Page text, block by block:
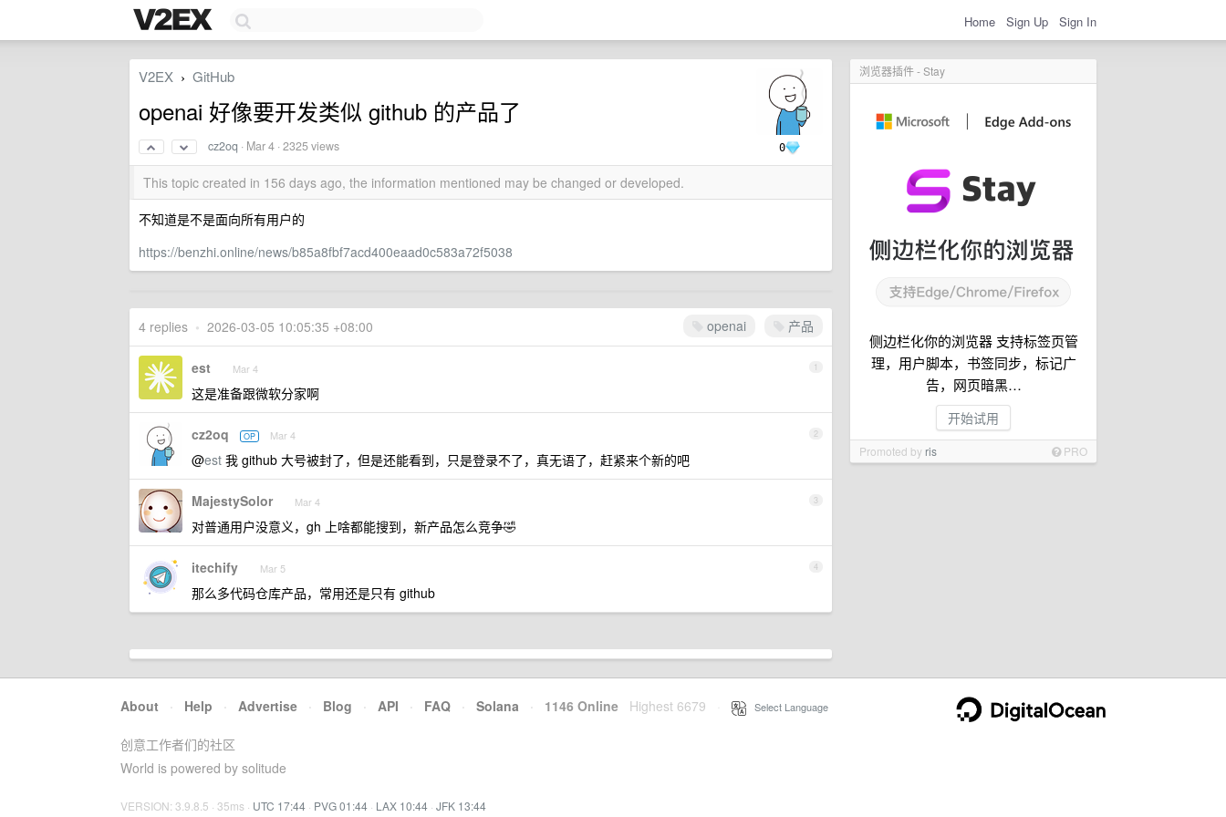
Home Sign Up Sign In
浏览器插件 - Stay
侧边栏化你的浏览器 支持标签页管
理，用户脚本，书签同步，标记广
告，网页暗黑…
开始试用
Promoted by ris PRO
0
V2EX › GitHub
openai 好像要开发类似 github 的产品了
cz2oq · Mar 4 · 2325 views
This topic created in 156 days ago, the information mentioned may be changed or developed.
不知道是不是面向所有用户的
https://benzhi.online/news/b85a8fbf7acd400eaad0c583a72f5038
openai 产品
4 replies • 2026-03-05 10:05:35 +08:00
1
est Mar 4
这是准备跟微软分家啊
2
cz2oq OP Mar 4
@est 我 github 大号被封了，但是还能看到，只是登录不了，真无语了，赶紧来个新的吧
3
MajestySolor Mar 4
对普通用户没意义，gh 上啥都能搜到，新产品怎么竞争🤣
4
itechify Mar 5
那么多代码仓库产品，常用还是只有 github
About · Help · Advertise · Blog · API · FAQ · Solana · 1146 Online Highest 6679 Select Language
创意工作者们的社区
World is powered by solitude
VERSION: 3.9.8.5 · 35ms · UTC 17:44 · PVG 01:44 · LAX 10:44 · JFK 13:44